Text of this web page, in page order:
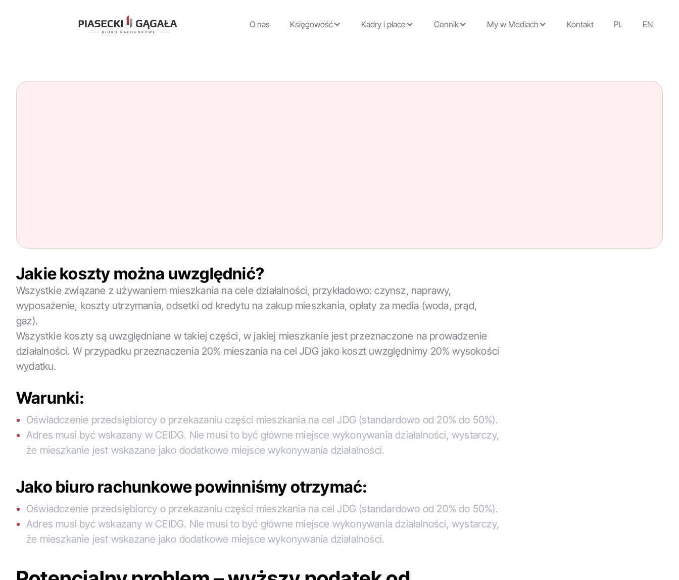
O nas Księgowość Kadry i płace Cennik My w Mediach Kontakt PL EN
Jakie koszty można uwzględnić?
Wszystkie związane z używaniem mieszkania na cele działalności, przykładowo: czynsz, naprawy,
wyposażenie, koszty utrzymania, odsetki od kredytu na zakup mieszkania, opłaty za media (woda, prąd,
gaz).
Wszystkie koszty są uwzględniane w takiej części, w jakiej mieszkanie jest przeznaczone na prowadzenie
działalności. W przypadku przeznaczenia 20% mieszania na cel JDG jako koszt uwzględnimy 20% wysokości
wydatku.
Warunki:
Oświadczenie przedsiębiorcy o przekazaniu części mieszkania na cel JDG (standardowo od 20% do 50%).
Adres musi być wskazany w CEIDG. Nie musi to być główne miejsce wykonywania działalności, wystarczy,
że mieszkanie jest wskazane jako dodatkowe miejsce wykonywania działalności.
Jako biuro rachunkowe powinniśmy otrzymać:
Oświadczenie przedsiębiorcy o przekazaniu części mieszkania na cel JDG (standardowo od 20% do 50%).
Adres musi być wskazany w CEIDG. Nie musi to być główne miejsce wykonywania działalności, wystarczy,
że mieszkanie jest wskazane jako dodatkowe miejsce wykonywania działalności.